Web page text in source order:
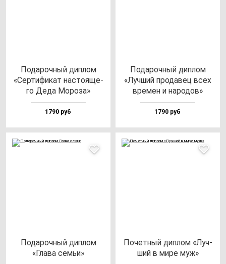
Пода­роч­ный дип­лом
«Сер­ти­фи­кат нас­то­яще­
го Деда Моро­за»
1790 руб
Пода­роч­ный дип­лом
«Луч­ший про­да­вец всех
вре­мен и на­ро­дов»
1790 руб
Пода­роч­ный дип­лом
«Гла­ва семьи»
Почет­ный дип­лом «Луч­
ший в ми­ре муж»